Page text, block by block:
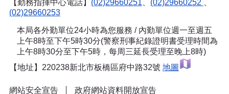
【勤務指揮中心電話】 (02)29660251 (02)29660252
(02)29660253
本局各外勤單位24小時為您服務 / 內勤單位週一至週五
上午8時至下午5時30分(警察刑事紀錄證明書受理時間為
上午8時30分至下午5時，每周三延長受理至晚上8時)
【地址】220238新北市板橋區府中路32號 地圖
網站安全宣告 政府網站資料開放宣告